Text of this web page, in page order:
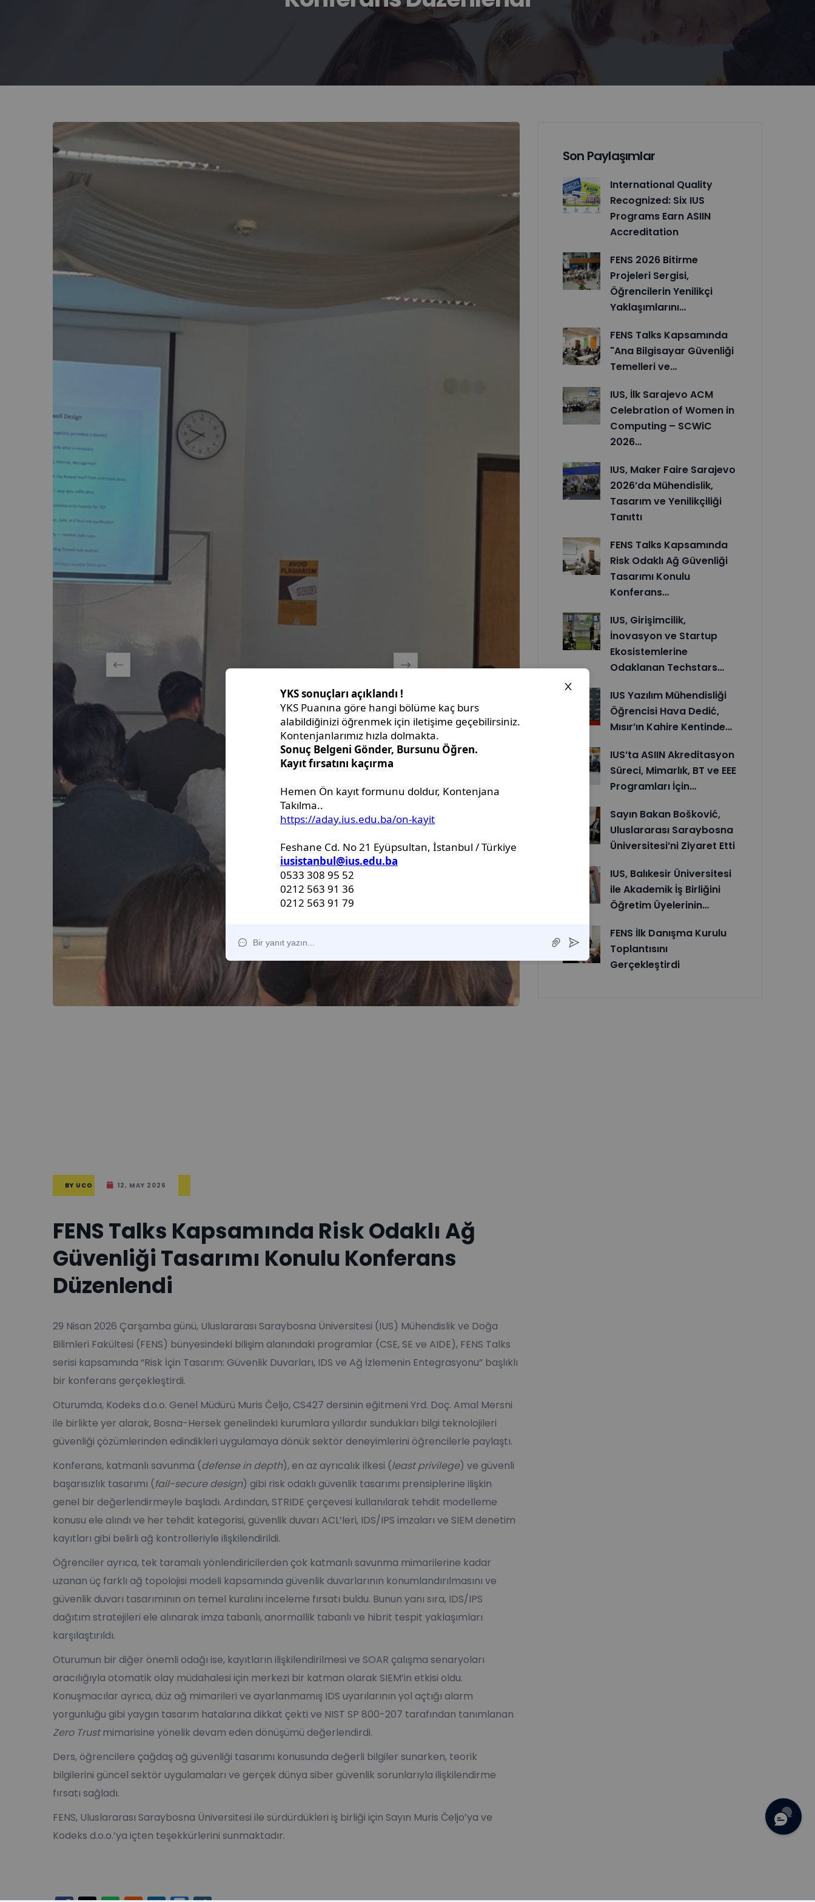
BY UCO 12, MAY 2026
FENS Talks Kapsamında Risk Odaklı Ağ
Güvenliği Tasarımı Konulu Konferans
Düzenlendi
29 Nisan 2026 Çarşamba günü, Uluslararası Saraybosna Üniversitesi (IUS) Mühendislik ve Doğa
Bilimleri Fakültesi (FENS) bünyesindeki bilişim alanındaki programlar (CSE, SE ve AIDE), FENS Talks
serisi kapsamında “Risk İçin Tasarım: Güvenlik Duvarları, IDS ve Ağ İzlemenin Entegrasyonu” başlıklı
bir konferans gerçekleştirdi.
Oturumda, Kodeks d.o.o. Genel Müdürü Muris Čeljo, CS427 dersinin eğitmeni Yrd. Doç. Amal Mersni
ile birlikte yer alarak, Bosna-Hersek genelindeki kurumlara yıllardır sundukları bilgi teknolojileri
güvenliği çözümlerinden edindikleri uygulamaya dönük sektör deneyimlerini öğrencilerle paylaştı.
Konferans, katmanlı savunma (defense in depth), en az ayrıcalık ilkesi (least privilege) ve güvenli
başarısızlık tasarımı (fail-secure design) gibi risk odaklı güvenlik tasarımı prensiplerine ilişkin
genel bir değerlendirmeyle başladı. Ardından, STRIDE çerçevesi kullanılarak tehdit modelleme
konusu ele alındı ve her tehdit kategorisi, güvenlik duvarı ACL’leri, IDS/IPS imzaları ve SIEM denetim
kayıtları gibi belirli ağ kontrolleriyle ilişkilendirildi.
Öğrenciler ayrıca, tek taramalı yönlendiricilerden çok katmanlı savunma mimarilerine kadar
uzanan üç farklı ağ topolojisi modeli kapsamında güvenlik duvarlarının konumlandırılmasını ve
güvenlik duvarı tasarımının on temel kuralını inceleme fırsatı buldu. Bunun yanı sıra, IDS/IPS
dağıtım stratejileri ele alınarak imza tabanlı, anormallik tabanlı ve hibrit tespit yaklaşımları
karşılaştırıldı.
Oturumun bir diğer önemli odağı ise, kayıtların ilişkilendirilmesi ve SOAR çalışma senaryoları
aracılığıyla otomatik olay müdahalesi için merkezi bir katman olarak SIEM’in etkisi oldu.
Konuşmacılar ayrıca, düz ağ mimarileri ve ayarlanmamış IDS uyarılarının yol açtığı alarm
yorgunluğu gibi yaygın tasarım hatalarına dikkat çekti ve NIST SP 800-207 tarafından tanımlanan
Zero Trustmimarisine yönelik devam eden dönüşümü değerlendirdi.
Ders, öğrencilere çağdaş ağ güvenliği tasarımı konusunda değerli bilgiler sunarken, teorik
bilgilerini güncel sektör uygulamaları ve gerçek dünya siber güvenlik sorunlarıyla ilişkilendirme
fırsatı sağladı.
FENS, Uluslararası Saraybosna Üniversitesi ile sürdürdükleri iş birliği için Sayın Muris Čeljo’ya ve
Kodeks d.o.o.’ya içten teşekkürlerini sunmaktadır.
Son Paylaşımlar
International Quality
Recognized: Six IUS
Programs Earn ASIIN
Accreditation
FENS 2026 Bitirme
Projeleri Sergisi,
Öğrencilerin Yenilikçi
Yaklaşımlarını…
FENS Talks Kapsamında
"Ana Bilgisayar Güvenliği
Temelleri ve…
IUS, İlk Sarajevo ACM
Celebration of Women in
Computing – SCWiC
2026…
IUS, Maker Faire Sarajevo
2026’da Mühendislik,
Tasarım ve Yenilikçiliği
Tanıttı
FENS Talks Kapsamında
Risk Odaklı Ağ Güvenliği
Tasarımı Konulu
Konferans…
IUS, Girişimcilik,
İnovasyon ve Startup
Ekosistemlerine
Odaklanan Techstars…
IUS Yazılım Mühendisliği
Öğrencisi Hava Dedić,
Mısır’ın Kahire Kentinde…
IUS’ta ASIIN Akreditasyon
Süreci, Mimarlık, BT ve EEE
Programları İçin…
Sayın Bakan Bošković,
Uluslararası Saraybosna
Üniversitesi’ni Ziyaret Etti
IUS, Balıkesir Üniversitesi
ile Akademik İş Birliğini
Öğretim Üyelerinin…
FENS İlk Danışma Kurulu
Toplantısını
Gerçekleştirdi